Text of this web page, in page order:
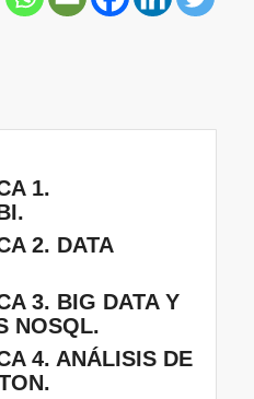
1.
2. DATA
3. BIG DATA Y
NOSQL.
4. ANÁLISIS DE